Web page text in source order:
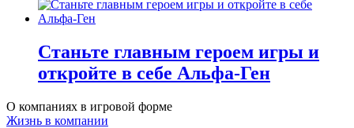
Станьте главным героем игры и
откройте в себе Альфа-Ген
О компаниях в игровой форме
Жизнь в компании